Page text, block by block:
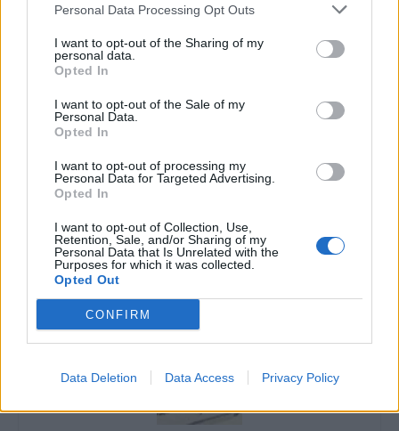
Personal Data Processing Opt Outs
I want to opt-out of the Sharing of my
personal data.
Opted In
I want to opt-out of the Sale of my
Personal Data.
Opted In
I want to opt-out of processing my
Personal Data for Targeted Advertising.
Opted In
I want to opt-out of Collection, Use,
Retention, Sale, and/or Sharing of my
Personal Data that Is Unrelated with the
Purposes for which it was collected.
Opted Out
CONFIRM
Data Deletion Data Access Privacy Policy
fotó: Pinterest